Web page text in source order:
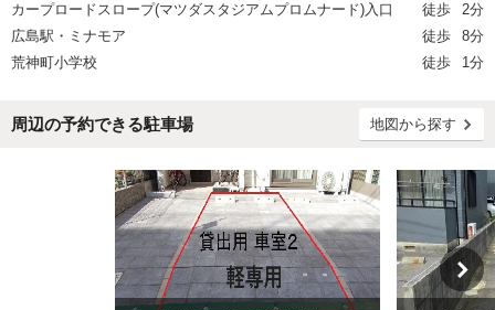
カープロードスロープ(マツダスタジアムプロムナード)入口 徒歩
2分
広島駅・ミナモア
徒歩
8分
荒神町小学校
徒歩 1分
周辺の予約できる駐車場 地図から探す